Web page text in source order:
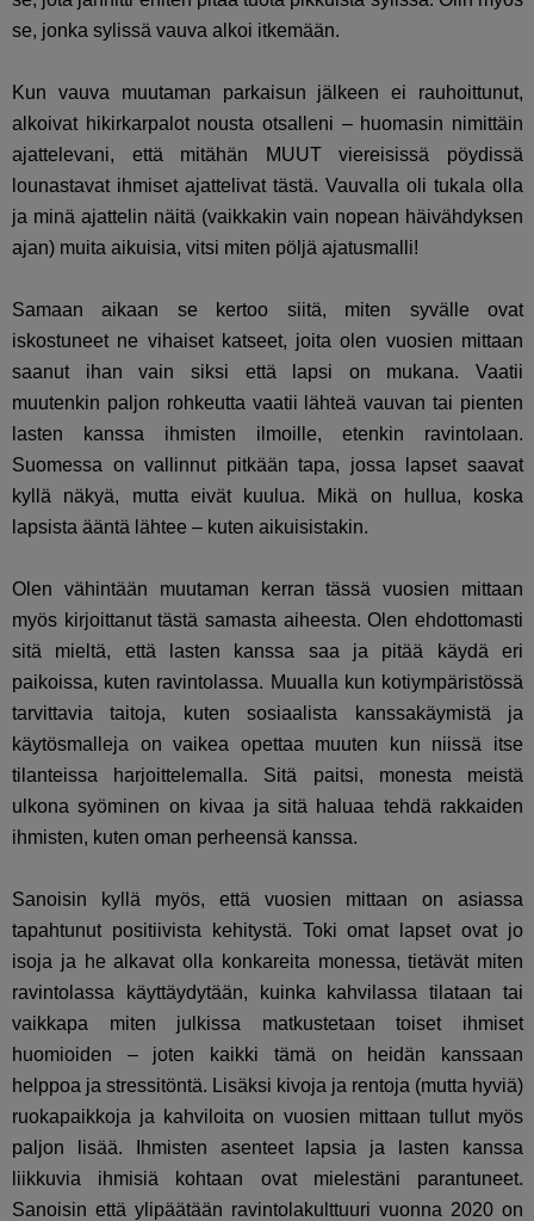
se, jonka sylissä vauva alkoi itkemään.
Kun vauva muutaman parkaisun jälkeen ei rauhoittunut,
alkoivat hikirkarpalot nousta otsalleni – huomasin nimittäin
ajattelevani, että mitähän MUUT viereisissä pöydissä
lounastavat ihmiset ajattelivat tästä. Vauvalla oli tukala olla
ja minä ajattelin näitä (vaikkakin vain nopean häivähdyksen
ajan) muita aikuisia, vitsi miten pöljä ajatusmalli!
Samaan aikaan se kertoo siitä, miten syvälle ovat
iskostuneet ne vihaiset katseet, joita olen vuosien mittaan
saanut ihan vain siksi että lapsi on mukana. Vaatii
muutenkin paljon rohkeutta vaatii lähteä vauvan tai pienten
lasten kanssa ihmisten ilmoille, etenkin ravintolaan.
Suomessa on vallinnut pitkään tapa, jossa lapset saavat
kyllä näkyä, mutta eivät kuulua. Mikä on hullua, koska
lapsista ääntä lähtee – kuten aikuisistakin.
Olen vähintään muutaman kerran tässä vuosien mittaan
myös kirjoittanut tästä samasta aiheesta. Olen ehdottomasti
sitä mieltä, että lasten kanssa saa ja pitää käydä eri
paikoissa, kuten ravintolassa. Muualla kun kotiympäristössä
tarvittavia taitoja, kuten sosiaalista kanssakäymistä ja
käytösmalleja on vaikea opettaa muuten kun niissä itse
tilanteissa harjoittelemalla. Sitä paitsi, monesta meistä
ulkona syöminen on kivaa ja sitä haluaa tehdä rakkaiden
ihmisten, kuten oman perheensä kanssa.
Sanoisin kyllä myös, että vuosien mittaan on asiassa
tapahtunut positiivista kehitystä. Toki omat lapset ovat jo
isoja ja he alkavat olla konkareita monessa, tietävät miten
ravintolassa käyttäydytään, kuinka kahvilassa tilataan tai
vaikkapa miten julkissa matkustetaan toiset ihmiset
huomioiden – joten kaikki tämä on heidän kanssaan
helppoa ja stressitöntä. Lisäksi kivoja ja rentoja (mutta hyviä)
ruokapaikkoja ja kahviloita on vuosien mittaan tullut myös
paljon lisää. Ihmisten asenteet lapsia ja lasten kanssa
liikkuvia ihmisiä kohtaan ovat mielestäni parantuneet.
Sanoisin että ylipäätään ravintolakulttuuri vuonna 2020 on